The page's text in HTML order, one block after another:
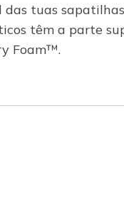
tuas
têm a parte
Foam™.